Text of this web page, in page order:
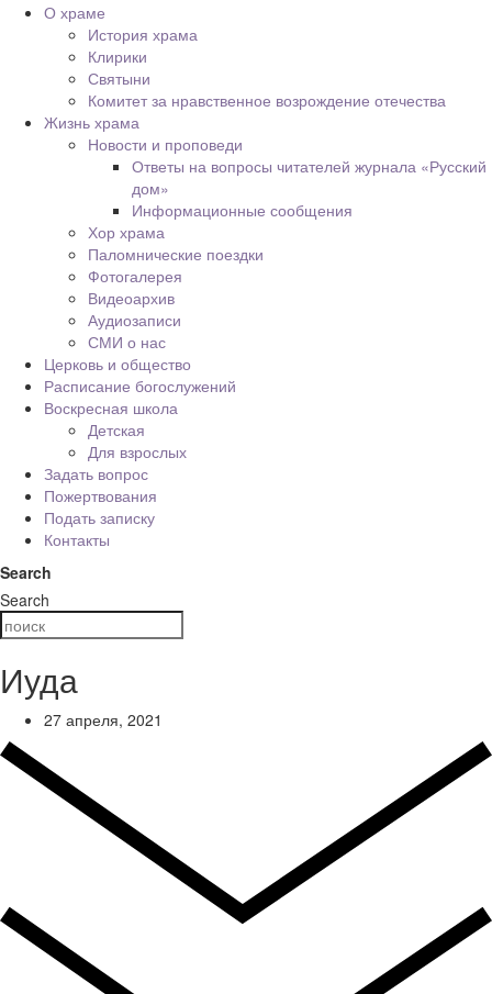
О храме
История храма
Клирики
Святыни
Комитет за нравственное возрождение отечества
Жизнь храма
Новости и проповеди
Ответы на вопросы читателей журнала «Русский
дом»
Информационные сообщения
Хор храма
Паломнические поездки
Фотогалерея
Видеоархив
Аудиозаписи
СМИ о нас
Церковь и общество
Расписание богослужений
Воскресная школа
Детская
Для взрослых
Задать вопрос
Пожертвования
Подать записку
Контакты
Search
Search
Иуда
27 апреля, 2021